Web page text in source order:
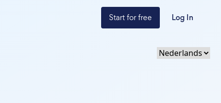
Start for free Log In